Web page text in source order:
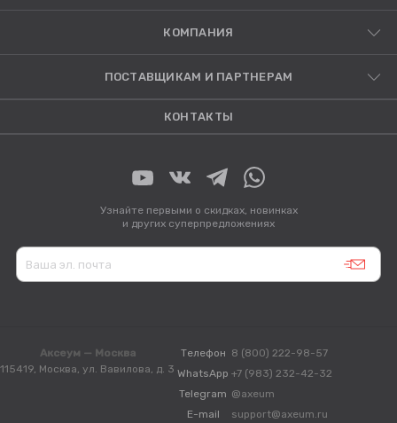
КОМПАНИЯ
ПОСТАВЩИКАМ И ПАРТНЕРАМ
КОНТАКТЫ
Узнайте первыми о скидках, новинках
и других суперпредложениях
Аксеум — Москва
115419, Москва, ул. Вавилова, д. 3
Телефон 8 (800) 222-98-57
WhatsApp +7 (983) 232-42-32
Telegram @axeum
E-mail
support@axeum.ru